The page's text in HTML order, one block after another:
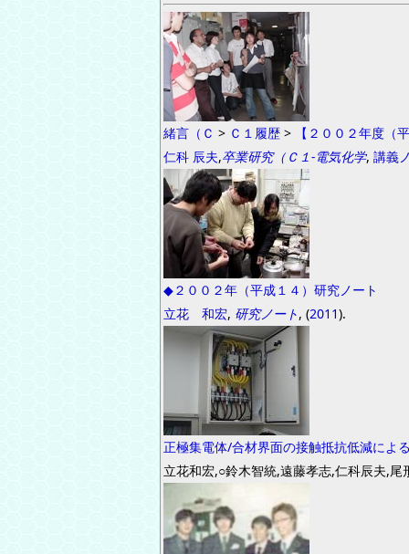
緒言（Ｃ > Ｃ１履歴 >
【２００２年度（
仁科 辰夫,卒業研究（Ｃ１-電気化学, 講義
◆２００２年（平成１４）研究ノート
立花 和宏, 研究ノート, (2011).
正極集電体/合材界面の接触抵抗低減によ
立花和宏,○鈴木智統,遠藤孝志,仁科辰夫,尾